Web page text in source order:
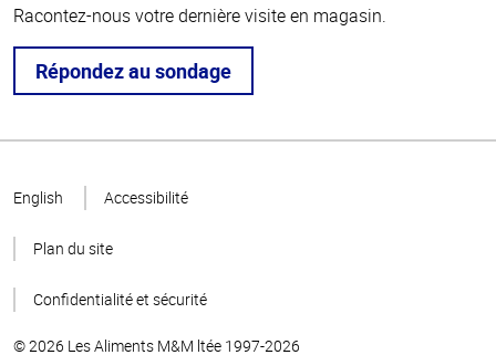
Racontez-nous votre dernière visite en magasin.
Répondez au sondage
page
English Accessibilité
Plan du site
Confidentialité et sécurité
© 2026 Les Aliments M&M ltée 1997-2026